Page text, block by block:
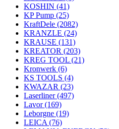
KOSHIN (41)
KP Pump (25)
KraftDele (2082)
KRANZLE (24)
KRAUSE (131)
KREATOR (203)
KREG TOOL (21)
Kronwerk (6)
KS TOOLS (4)
KWAZAR (23)
Laserliner(497)
Lavor(169)
Leborgne (19)
LEICA (76)